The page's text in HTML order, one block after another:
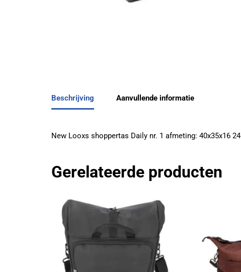
Beschrijving Aanvullende informatie
New Looxs shoppertas Daily nr. 1 afmeting: 40x35x16
Gerelateerde producten